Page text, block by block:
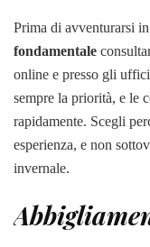
Prima di avventurarsi
fondamentale
online e presso gli
sempre la priorità, e le
rapidamente. Scegli
esperienza, e non
invernale.